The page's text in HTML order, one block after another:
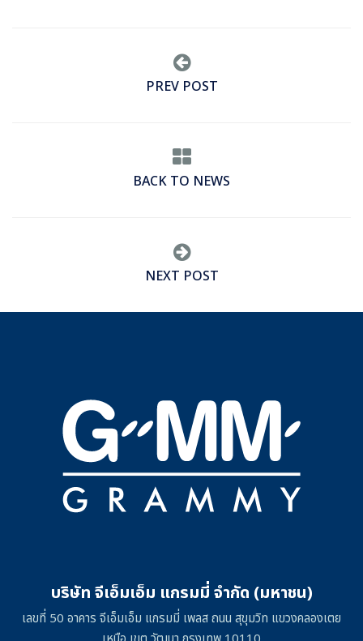
PREV POST
BACK TO NEWS
NEXT POST
บริษัท จีเอ็มเอ็ม แกรมมี่ จำกัด (มหาชน)
เลขที่ 50 อาคาร จีเอ็มเอ็ม แกรมมี่ เพลส ถนน สุขุมวิท แขวงคลองเตย